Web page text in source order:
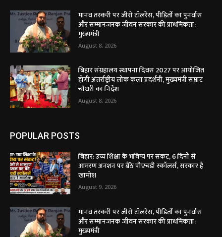
मानव तस्करी पर जीरो टॉलरेंस, पीड़ितों का पुनर्वास
और सम्मानजनक जीवन सरकार की प्राथमिकता:
मुख्यमंत्री
August 8, 2026
बिहार संग्रहालय स्थापना दिवस 2027 पर आयोजित
होगी अंतर्राष्ट्रीय लोक कला प्रदर्शनी, मुख्यमंत्री सम्राट
चौधरी का निर्देश
August 8, 2026
POPULAR POSTS
बिहार: उच्च शिक्षा के भविष्य पर संकट, 6 दिनों से
आमरण अनशन पर बैठे पीएचडी स्कॉलर्स, सरकार है
खामोश
August 9, 2026
मानव तस्करी पर जीरो टॉलरेंस, पीड़ितों का पुनर्वास
और सम्मानजनक जीवन सरकार की प्राथमिकता:
मुख्यमंत्री